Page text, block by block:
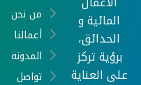
المائية و
الحدائق،
برؤية تركز
على العناية
من نحن
أعمالنا
المدونة
تواصل